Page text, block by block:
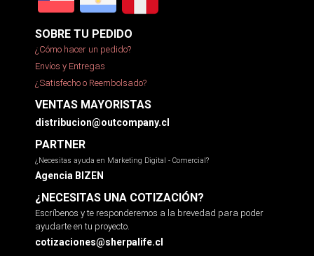
SOBRE TU PEDIDO
¿Cómo hacer un pedido?
Envíos y Entregas
¿Satisfecho o Reembolsado?
VENTAS MAYORISTAS
distribucion@outcompany.cl
PARTNER
¿Necesitas ayuda en Marketing Digital - Comercial?
Agencia BIZEN
¿NECESITAS UNA COTIZACIÓN?
Escríbenos y te responderemos a la brevedad para poder
ayudarte en tu proyecto.
cotizaciones@sherpalife.cl